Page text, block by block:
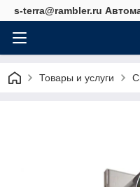
s-terra@rambler.ru
Товары и услуги